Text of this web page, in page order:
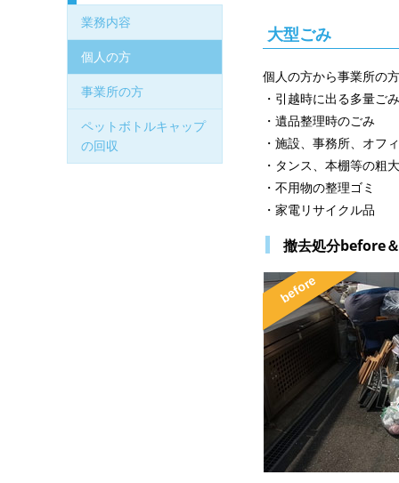
大型ごみ
個人の方から事業所の
・引越時に出る多量ごみ
・遺品整理時のごみ
・施設、事務所、オフ
・タンス、本棚等の粗
・不用物の整理ゴミ
・家電リサイクル品
撤去処分before
業務内容
個人の方
事業所の方
ペットボトルキャップ
の回収